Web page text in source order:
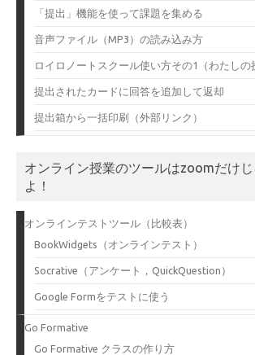
「提出」機能を使って課題を集める
音声ファイル（MP3）の読み込み方
ロイロノートスクール使い方その1（わたしの
提出されたカードに回答を追加して返却
提出箱から一括印刷（外部リンク）
オンライン授業のツールはzoomだけ
よ！
オンラインテストツール（比較表）
BookWidgets（オンラインテスト）
Socrative（アンケート，QuickQuestion）
Google Formをテストに使う
Go Formative
Go Formative クラスの作り方